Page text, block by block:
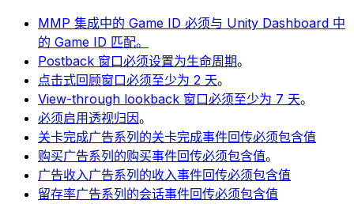
MMP 集成中的 Game ID 必须与 Unity Dashboard 中
的 Game ID 匹配。
Postback 窗口必须设置为生命周期。
点击式回顾窗口必须至少为 2 天。
View-through lookback 窗口必须至少为 7 天。
必须启用透视归因。
关卡完成广告系列的关卡完成事件回传必须包含值
购买广告系列的购买事件回传必须包含值。
广告收入广告系列的收入事件回传必须包含值
留存率广告系列的会话事件回传必须包含值